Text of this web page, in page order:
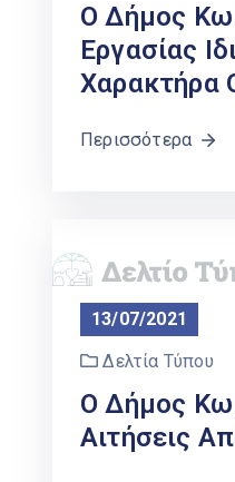
Ο Δήμος Κω
Εργασίας
Χαρακτήρα
Περισσότερα
13/07/2021
Δελτία Τύπου
Ο Δήμος Κω
Αιτήσεις